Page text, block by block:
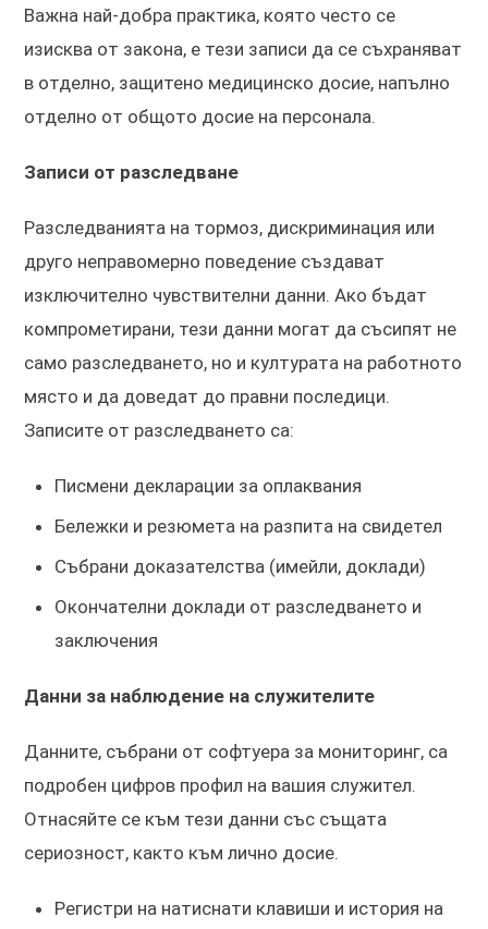
Важна най-добра практика, която често се
изисква от закона, е тези записи да се съхраняват
в отделно, защитено медицинско досие, напълно
отделно от общото досие на персонала.
Записи от разследване
Разследванията на тормоз, дискриминация или
друго неправомерно поведение създават
изключително чувствителни данни. Ако бъдат
компрометирани, тези данни могат да съсипят не
само разследването, но и културата на работното
място и да доведат до правни последици.
Записите от разследването са:
Писмени декларации за оплаквания
Бележки и резюмета на разпита на свидетел
Събрани доказателства (имейли, доклади)
Окончателни доклади от разследването и
заключения
Данни за наблюдение на служителите
Данните, събрани от софтуера за мониторинг, са
подробен цифров профил на вашия служител.
Отнасяйте се към тези данни със същата
сериозност, както към лично досие.
Регистри на натиснати клавиши и история на